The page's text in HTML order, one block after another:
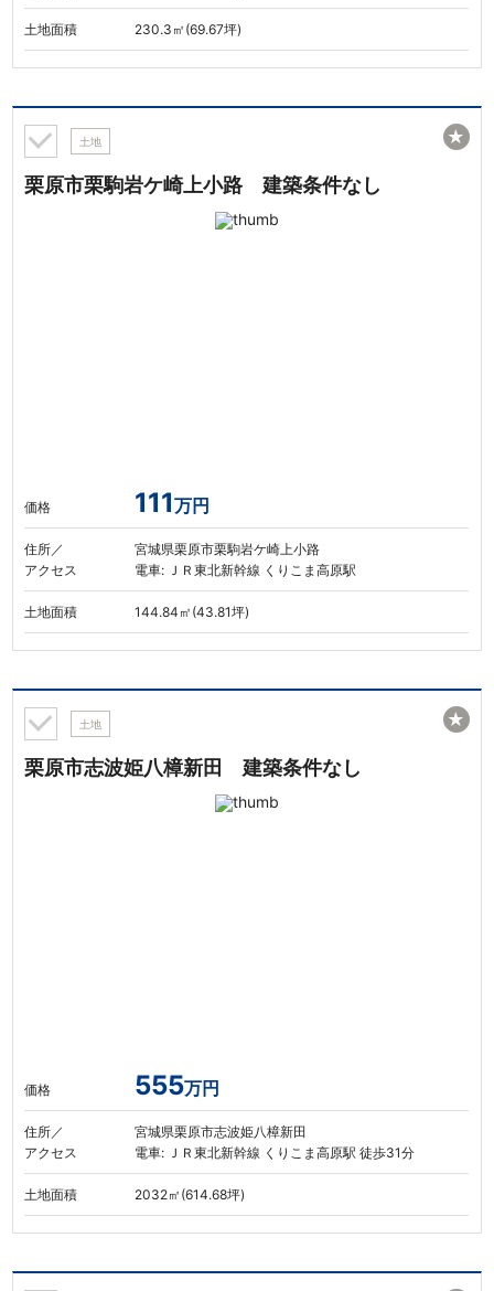
土地面積 230.3㎡(69.67坪)
土地
栗原市栗駒岩ケ崎上小路 建築条件なし
価格 111万円
住所／
アクセス
宮城県栗原市栗駒岩ケ崎上小路
電車: ＪＲ東北新幹線 くりこま高原駅
土地面積 144.84㎡(43.81坪)
★
土地
栗原市志波姫八樟新田 建築条件なし
価格 555万円
住所／
アクセス
宮城県栗原市志波姫八樟新田
電車: ＪＲ東北新幹線 くりこま高原駅 徒歩31分
土地面積 2032㎡(614.68坪)
★